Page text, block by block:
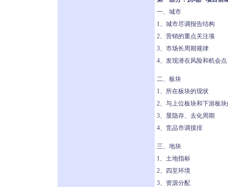
一、城市
1、城市尽调报告结构
2、营销的重点关注项
3、市场长周期规律
4、发现潜在风险和机会点
二、板块
1、所在板块的现状
2、与上位板块和下游板
3、显隐存、去化周期
4、竞品市调摸排
三、地块
1、土地指标
2、四至环境
3、资源分配